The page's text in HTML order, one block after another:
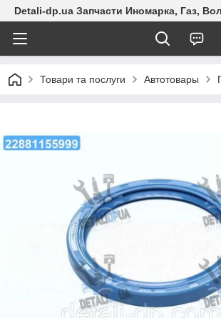
Detali-dp.ua Запчасти Иномарка, Газ,
Товари та послуги Автотовары